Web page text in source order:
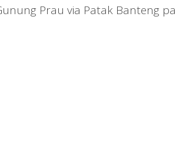
Prau via Patak Banteng